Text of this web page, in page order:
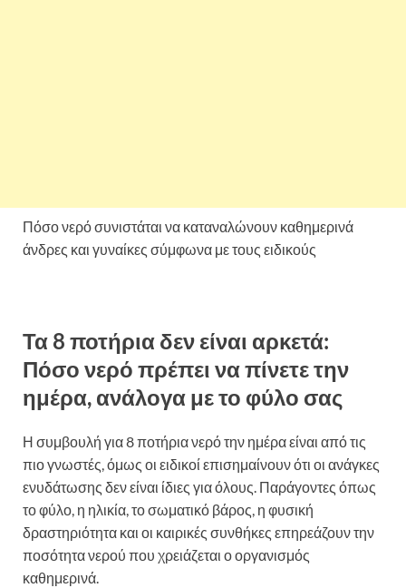
Πόσο νερό συνιστάται να καταναλώνουν καθημερινά
άνδρες και γυναίκες σύμφωνα με τους ειδικούς
Τα 8 ποτήρια δεν είναι αρκετά:
Πόσο νερό πρέπει να πίνετε την
ημέρα, ανάλογα με το φύλο σας
Η συμβουλή για 8 ποτήρια νερό την ημέρα είναι από τις
πιο γνωστές, όμως οι ειδικοί επισημαίνουν ότι οι ανάγκες
ενυδάτωσης δεν είναι ίδιες για όλους. Παράγοντες όπως
το φύλο, η ηλικία, το σωματικό βάρος, η φυσική
δραστηριότητα και οι καιρικές συνθήκες επηρεάζουν την
ποσότητα νερού που χρειάζεται ο οργανισμός
καθημερινά.